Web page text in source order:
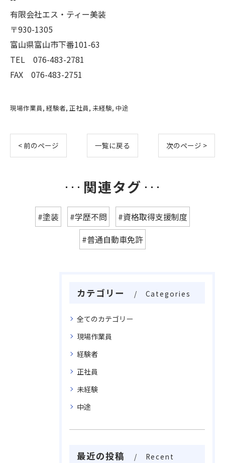
有限会社エス・ティー美装
〒930-1305
富山県富山市下番101-63
TEL 076-483-2781
FAX 076-483-2751
現場作業員 経験者 正社員 未経験 中途
< 前のページ 一覧に戻る 次のページ >
関連タグ
#塗装 #学歴不問
#資格取得支援制度
#普通自動車免許
カテゴリー Categories
全てのカテゴリー
現場作業員
経験者
正社員
未経験
中途
最近の投稿
Recent